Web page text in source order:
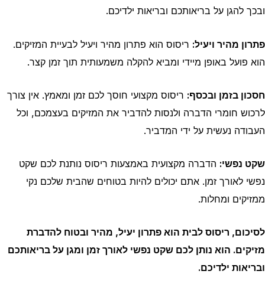
ובכך להגן על בריאותכם ובריאות ילדיכם.
פתרון מהיר ויעיל: ריסוס הוא פתרון מהיר ויעיל לבעיית המזיקים.
הוא פועל באופן מיידי ומביא להקלה משמעותית תוך זמן קצר.
חסכון בזמן ובכסף: ריסוס מקצועי חוסך לכם זמן ומאמץ. אין צורך
לרכוש חומרי הדברה ולנסות להדביר את המזיקים בעצמכם, וכל
העבודה נעשית על ידי המדביר.
שקט נפשי: הדברה מקצועית באמצעות ריסוס נותנת לכם שקט
נפשי לאורך זמן. אתם יכולים להיות בטוחים שהבית שלכם נקי
ממזיקים ומחלות.
לסיכום, ריסוס לבית הוא פתרון יעיל, מהיר ובטוח להדברת
מזיקים. הוא נותן לכם שקט נפשי לאורך זמן ומגן על בריאותכם
ובריאות ילדיכם.